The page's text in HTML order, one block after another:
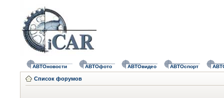
АВТОновости АВТОфото АВТОвидео АВТОспорт
Список форумов